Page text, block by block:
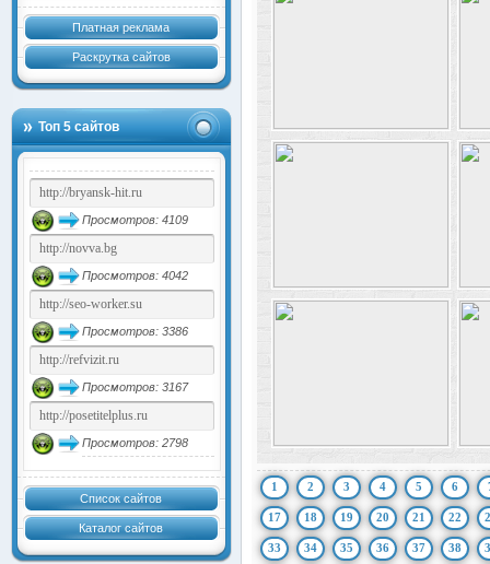
Платная реклама
Раскрутка сайтов
Топ 5 сайтов
Просмотров: 4109
Просмотров: 4042
Просмотров: 3386
Просмотров: 3167
Просмотров: 2798
Список сайтов
Каталог сайтов
1 2 3 4 5 6
17 18 19 20 21 22
33 34 35 36 37 38